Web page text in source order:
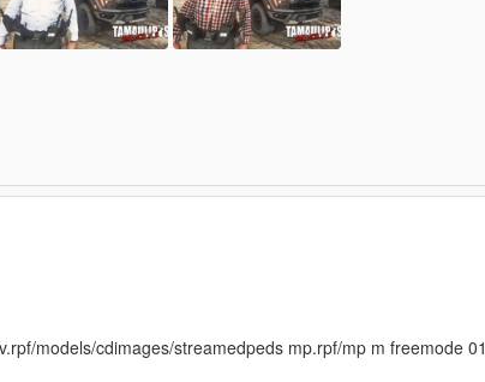
models/cdimages/streamedpeds mp.rpf/mp m freemode 01